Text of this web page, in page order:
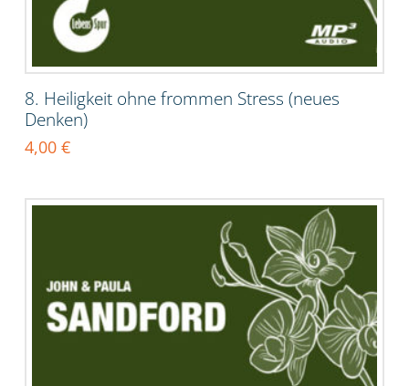
8. Heiligkeit ohne frommen Stress (neues
Denken)
4,00 €